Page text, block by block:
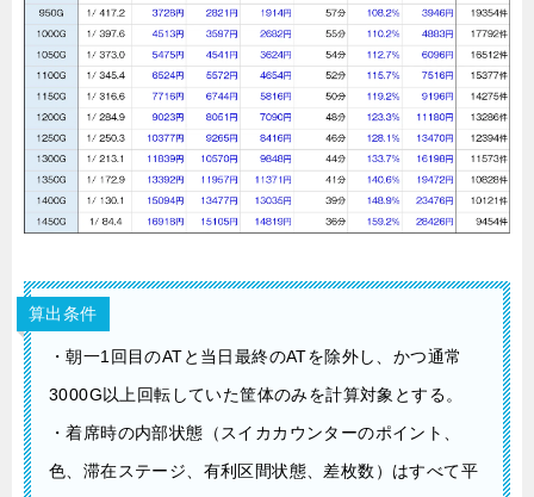
算出条件
・朝一1回目のATと当日最終のATを除外し、かつ通常
3000G以上回転していた筐体のみを計算対象とする。
・着席時の内部状態（スイカカウンターのポイント、
色、滞在ステージ、有利区間状態、差枚数）はすべて平